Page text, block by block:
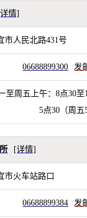
情]
市人民北路431号
06688899300 发
至周五上午：8点30至
5点30（周五
[详情]
市火车站路口
06688899384 发